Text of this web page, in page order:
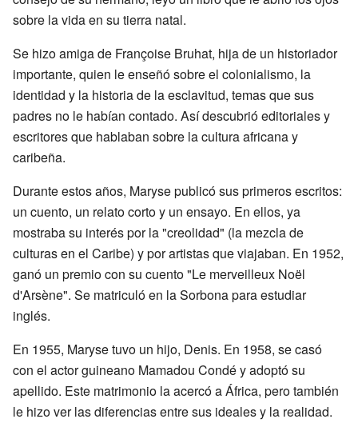
sobre la vida en su tierra natal.
Se hizo amiga de Françoise Bruhat, hija de un historiador
importante, quien le enseñó sobre el colonialismo, la
identidad y la historia de la esclavitud, temas que sus
padres no le habían contado. Así descubrió editoriales y
escritores que hablaban sobre la cultura africana y
caribeña.
Durante estos años, Maryse publicó sus primeros escritos:
un cuento, un relato corto y un ensayo. En ellos, ya
mostraba su interés por la "creolidad" (la mezcla de
culturas en el Caribe) y por artistas que viajaban. En 1952,
ganó un premio con su cuento "Le merveilleux Noël
d'Arsène". Se matriculó en la Sorbona para estudiar
inglés.
En 1955, Maryse tuvo un hijo, Denis. En 1958, se casó
con el actor guineano Mamadou Condé y adoptó su
apellido. Este matrimonio la acercó a África, pero también
le hizo ver las diferencias entre sus ideales y la realidad.